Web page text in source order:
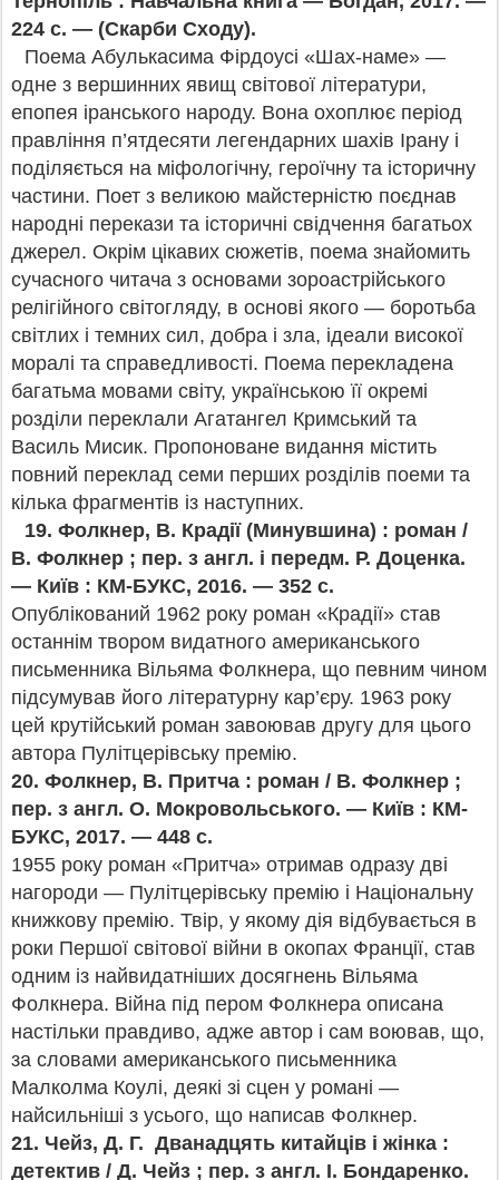
224 с. — (Скарби Сходу).
Поема Абулькасима Фірдоусі «Шах-наме» —
одне з вершинних явищ світової літератури,
епопея іранського народу. Вона охоплює період
правління п’ятдесяти легендарних шахів Ірану і
поділяється на міфологічну, героїчну та історичну
частини. Поет з великою майстерністю поєднав
народні перекази та історичні свідчення багатьох
джерел. Окрім цікавих сюжетів, поема знайомить
сучасного читача з основами зороастрійського
релігійного світогляду, в основі якого — боротьба
світлих і темних сил, добра і зла, ідеали високої
моралі та справедливості. Поема перекладена
багатьма мовами світу, українською її окремі
розділи переклали Агатангел Кримський та
Василь Мисик. Пропоноване видання містить
повний переклад семи перших розділів поеми та
кілька фрагментів із наступних.
19.Фолкнер, В. Крадії (Минувшина) : роман /
В. Фолкнер ; пер. з англ. і передм. Р. Доценка.
— Київ : КМ-БУКС, 2016. — 352 с.
Опублікований 1962 року роман «Крадії» став
останнім твором видатного американського
письменника Вільяма Фолкнера, що певним чином
підсумував його літературну кар’єру. 1963 року
цей крутійський роман завоював другу для цього
автора Пулітцерівську премію.
20. Фолкнер, В. Притча : роман / В. Фолкнер ;
пер. з англ. О. Мокровольського. — Київ : КМ-
БУКС, 2017. — 448 с.
1955 року роман «Притча» отримав одразу дві
нагороди — Пулітцерівську премію і Національну
книжкову премію. Твір, у якому дія відбувається в
роки Першої світової війни в окопах Франції, став
одним із найвидатніших досягнень Вільяма
Фолкнера. Війна під пером Фолкнера описана
настільки правдиво, адже автор і сам воював, що,
за словами американського письменника
Малколма Коулі, деякі зі сцен у романі —
найсильніші з усього, що написав Фолкнер.
21. Чейз, Д. Г. Дванадцять китайців і жінка :
детектив / Д. Чейз ; пер. з англ. І. Бондаренко.